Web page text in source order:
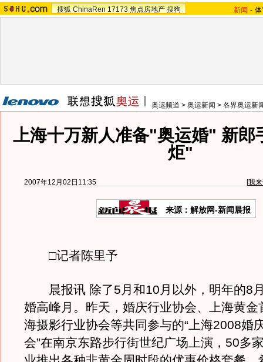
搜狐 ChinaRen 17173 焦点房地产 搜狗 新闻 -
奥运频道 > 奥运新闻 > 各界奥运新
上海十万新人准备"奥运婚" 新郎
炬"
2007年12月02日11:35 [我
来源：解放网-新闻晨报
□记者陈里予
晨报讯 除了5月和10月以外，明年的8
婚高峰月。昨天，婚庆行业协会、上海黄金
海摄影行业协会等共同参与的“上海2008婚
会”在南京东路步行街世纪广场上演，50多